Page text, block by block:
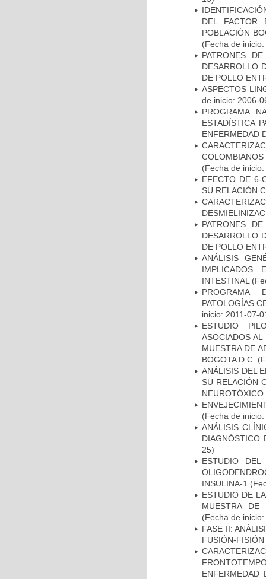
DEL FACTOR
POBLACIÓN
(Fecha de
PATRONES
DESARROLLO
DE POLLO
ASPECTOS
de inicio: 2006-
PROGRAMA
ESTADÍSTICA
ENFERMEDAD
(Fecha de
EFECTO DE 6-
SU RELACIÓN
PATRONES
DESARROLLO
DE POLLO
ANÁLISIS
IMPLICADOS
INTESTINAL
PROGRAMA
PATOLOGÍAS
inicio: 2011-07-
ESTUDIO
ASOCIADOS
MUESTRA DE
BOGOTA D.C.
ANÁLISIS DEL
SU RELACIÓN
NEUROTÓXICO
(Fecha de
ANÁLISIS
DIAGNÓSTICO
25)
ESTUDIO
INSULINA-1
ESTUDIO DE
MUESTRA DE
(Fecha de
FASE II:
FUSIÓN-
ENFERMEDAD